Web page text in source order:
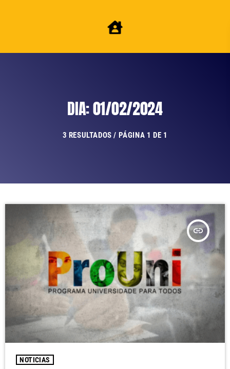
DIA: 01/02/2024
3 RESULTADOS / PÁGINA 1 DE 1
insert_link
NOTICIAS